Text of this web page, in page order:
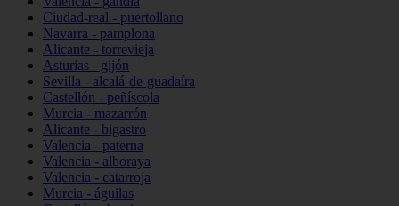
Ciudad-real - puertollano
Navarra - pamplona
Alicante - torrevieja
Asturias - gijón
Sevilla - alcalá-de-guadaíra
Castellón - peñíscola
Murcia - mazarrón
Alicante - bigastro
Valencia - paterna
Valencia - alboraya
Valencia - catarroja
Murcia - águilas